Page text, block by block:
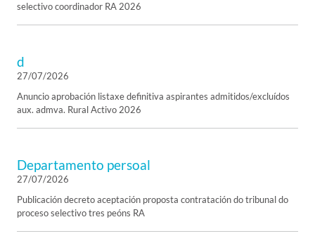
selectivo coordinador RA 2026
d
27/07/2026
Anuncio aprobación listaxe definitiva aspirantes admitidos/excluídos
aux. admva. Rural Activo 2026
Departamento persoal
27/07/2026
Publicación decreto aceptación proposta contratación do tribunal do
proceso selectivo tres peóns RA